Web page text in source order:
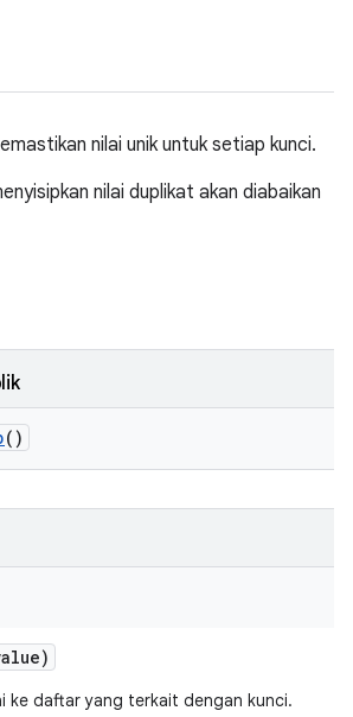
nilai unik untuk setiap kunci.
nilai duplikat akan diabaikan
()
ke daftar yang terkait dengan kunci.